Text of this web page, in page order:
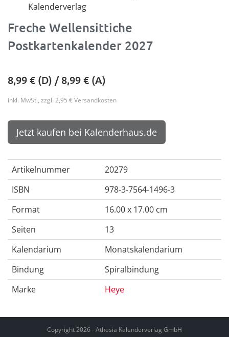
Kalenderverlag
Freche Wellensittiche
Postkartenkalender 2027
8,99€ (D) /8,99€ (A)
inkl. MwSt., zzgl. 2,95 € Versandkosten
Jetzt kaufen bei Kalenderhaus.de
Artikelnummer
20279
ISBN
978-3-7564-1496-3
Format
16.00 x 17.00 cm
Seiten
13
Kalendarium
Monatskalendarium
Bindung
Spiralbindung
Marke
Heye
Copyright 2026 - Athesia Kalenderverlag GmbH